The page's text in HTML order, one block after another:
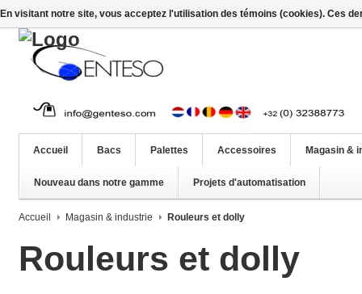
Accueil Bacs Palettes Accessoires Magasin &
Nouveau dans notre gamme Projets d'automatisation
Accueil Magasin & industrie Rouleurs et dolly
Rouleurs et dolly
En visitant notre site, vous acceptez l'utilisation des témoins (cookies). Ces